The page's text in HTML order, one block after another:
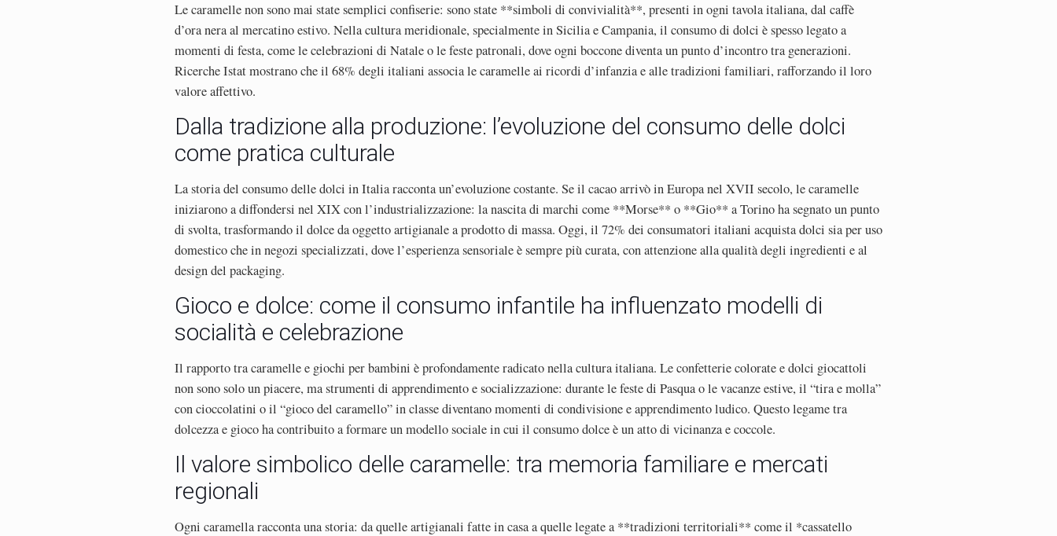
Le caramelle non sono mai state semplici confiserie: sono state **simboli di convivialità**, presenti in ogni tavola italiana, dal caffè
d’ora nera al mercatino estivo. Nella cultura meridionale, specialmente in Sicilia e Campania, il consumo di dolci è spesso legato a
momenti di festa, come le celebrazioni di Natale o le feste patronali, dove ogni boccone diventa un punto d’incontro tra generazioni.
Ricerche Istat mostrano che il 68% degli italiani associa le caramelle ai ricordi d’infanzia e alle tradizioni familiari, rafforzando il loro
valore affettivo.
Dalla tradizione alla produzione: l’evoluzione del consumo delle dolci
come pratica culturale
La storia del consumo delle dolci in Italia racconta un’evoluzione costante. Se il cacao arrivò in Europa nel XVII secolo, le caramelle
iniziarono a diffondersi nel XIX con l’industrializzazione: la nascita di marchi come **Morse** o **Gio** a Torino ha segnato un punto
di svolta, trasformando il dolce da oggetto artigianale a prodotto di massa. Oggi, il 72% dei consumatori italiani acquista dolci sia per uso
domestico che in negozi specializzati, dove l’esperienza sensoriale è sempre più curata, con attenzione alla qualità degli ingredienti e al
design del packaging.
Gioco e dolce: come il consumo infantile ha influenzato modelli di
socialità e celebrazione
Il rapporto tra caramelle e giochi per bambini è profondamente radicato nella cultura italiana. Le confetterie colorate e dolci giocattoli
non sono solo un piacere, ma strumenti di apprendimento e socializzazione: durante le feste di Pasqua o le vacanze estive, il “tira e molla”
con cioccolatini o il “gioco del caramello” in classe diventano momenti di condivisione e apprendimento ludico. Questo legame tra
dolcezza e gioco ha contribuito a formare un modello sociale in cui il consumo dolce è un atto di vicinanza e coccole.
Il valore simbolico delle caramelle: tra memoria familiare e mercati
regionali
Ogni caramella racconta una storia: da quelle artigianali fatte in casa a quelle legate a **tradizioni territoriali** come il *cassatello